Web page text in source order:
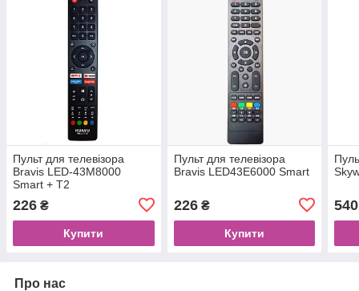
Пульт для телевізора
Bravis LED-43M8000
Smart + T2
226 ₴
Купити
Пульт для телевізора
Bravis LED43E6000 Smart
226₴
Купити
540
Про нас